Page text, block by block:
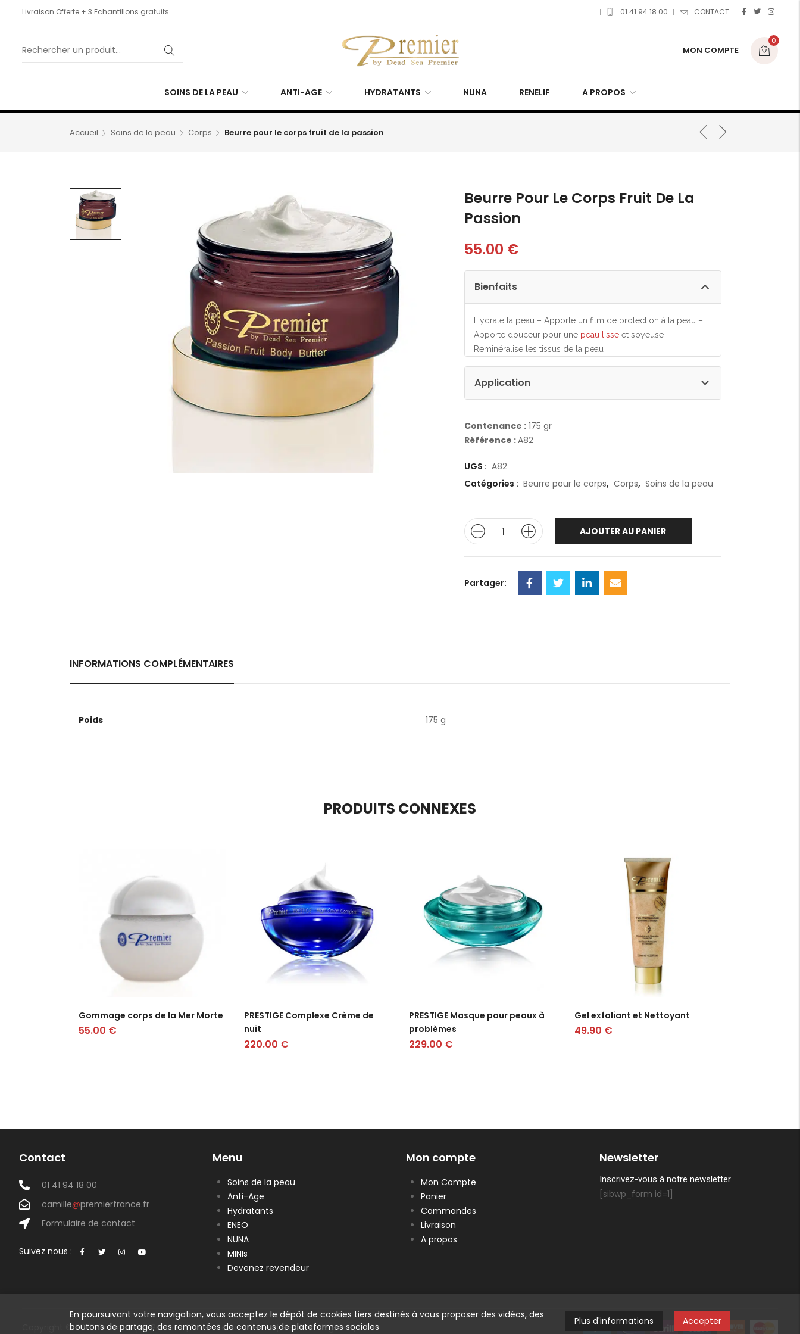
Livraison Offerte + 3 Echantillons gratuits 01 41 94 18 00 CONTACT
MON COMPTE
0
SOINS DE LA PEAU ANTI-AGE HYDRATANTS NUNA RENELIF A PROPOS
Accueil Soins de la peau Corps Beurre pour le corps fruit de la passion
Beurre Pour Le Corps Fruit De La
Passion
55.00 €
Bienfaits
Hydrate la peau – Apporte un film de protection à la peau –
Apporte douceur pour une peau lisseet soyeuse –
Reminéralise les tissus de la peau
Application
Contenance :175 gr
Référence :A82
UGS : A82
Catégories : Beurre pour le corps, Corps, Soins de la peau
AJOUTER AU PANIER
Partager:
INFORMATIONS COMPLÉMENTAIRES
Poids 175 g
PRODUITS CONNEXES
Gommage corps de la Mer Morte
55.00 €
PRESTIGE Complexe Crème de
nuit
220.00 €
PRESTIGE Masque pour peaux à
problèmes
229.00 €
Gel exfoliant et Nettoyant
49.90 €
Contact
01 41 94 18 00
camille@premierfrance.fr
Formulaire de contact
Suivez nous :
Menu
Soins de la peau
Anti-Age
Hydratants
ENEO
NUNA
MINIs
Devenez revendeur
Mon compte
Mon Compte
Panier
Commandes
Livraison
A propos
Newsletter
Inscrivez-vous à notre newsletter
[sibwp_form id=1]
Copyright © 2023 Cosmetique Premier | Tous droits réservés |Mentions légales|CGV
En poursuivant votre navigation, vous acceptez le dépôt de cookies tiers destinés à vous proposer des vidéos, des
boutons de partage, des remontées de contenus de plateformes sociales
Plus d'informations Accepter